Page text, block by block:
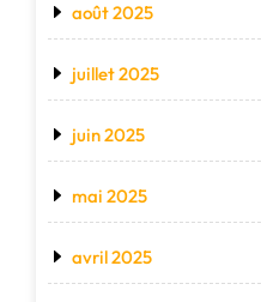
août 2025
juillet 2025
juin 2025
mai 2025
avril 2025